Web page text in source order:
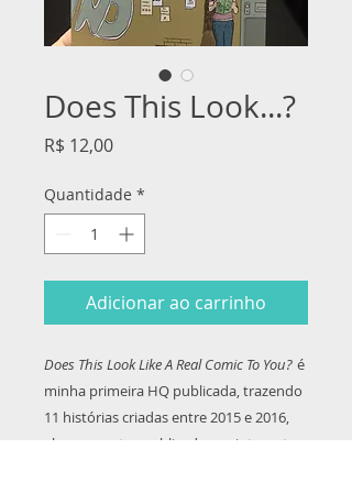
Does This Look...?
R$ 12,00Preço
Quantidade *
Adicionar ao carrinho
Does This Look Like A Real Comic To You? é
minha primeira HQ publicada, trazendo
11 histórias criadas entre 2015 e 2016,
algumas antes publicadas na internet,